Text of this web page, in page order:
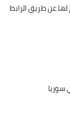
عن طريق الرابط
سوريا